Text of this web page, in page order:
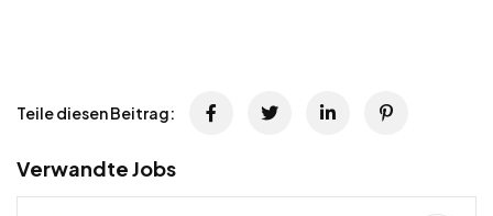
Teile diesen Beitrag:
Verwandte Jobs